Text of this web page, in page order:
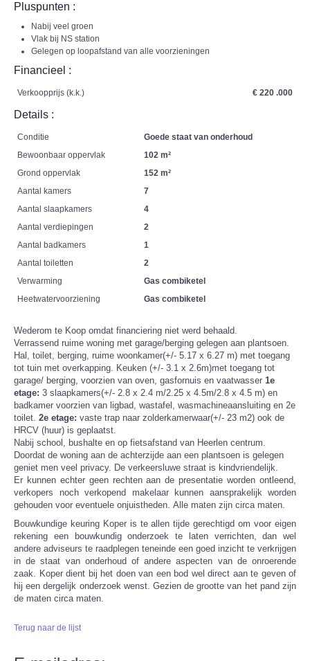
Pluspunten :
Nabij veel groen
Vlak bij NS station
Gelegen op loopafstand van alle voorzieningen
Financieel :
Verkoopprijs (k.k.) € 220 .000
Details :
Conditie
Goede staat van onderhoud
Bewoonbaar oppervlak
102 m²
Grond oppervlak
152 m²
Aantal kamers
7
Aantal slaapkamers
4
Aantal verdiepingen
2
Aantal badkamers
1
Aantal toiletten
2
Verwarming
Gas combiketel
Heetwatervoorziening
Gas combiketel
Wederom te Koop omdat financiering niet werd behaald.
Verrassend ruime woning met garage/berging gelegen aan plantsoen.
Hal, toilet, berging, ruime woonkamer(+/- 5.17 x 6.27 m) met toegang
tot tuin met overkapping. Keuken (+/- 3.1 x 2.6m)met toegang tot
garage/ berging, voorzien van oven, gasfornuis en vaatwasser 1e
etage: 3 slaapkamers(+/- 2.8 x 2.4 m/2.25 x 4.5m/2.8 x 4.5 m) en
badkamer voorzien van ligbad, wastafel, wasmachineaansluiting en 2e
toilet. 2e etage: vaste trap naar zolderkamerwaar(+/- 23 m2) ook de
HRCV (huur) is geplaatst.
Nabij school, bushalte en op fietsafstand van Heerlen centrum.
Doordat de woning aan de achterzijde aan een plantsoen is gelegen
geniet men veel privacy. De verkeersluwe straat is kindvriendelijk.
Er kunnen echter geen rechten aan de presentatie worden ontleend,
verkopers noch verkopend makelaar kunnen aansprakelijk worden
gehouden voor eventuele onjuistheden. Alle maten zijn circa maten.
Bouwkundige keuring Koper is te allen tijde gerechtigd om voor eigen
rekening een bouwkundig onderzoek te laten verrichten, dan wel
andere adviseurs te raadplegen teneinde een goed inzicht te verkrijgen
in de staat van onderhoud of andere aspecten van de onroerende
zaak. Koper dient bij het doen van een bod wel direct aan te geven of
hij een dergelijk onderzoek wenst. Gezien de grootte van het pand zijn
de maten circa maten.
Terug naar de lijst